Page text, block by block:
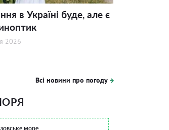
в Україні буде, але є
2026
Всі новини про погоду
море